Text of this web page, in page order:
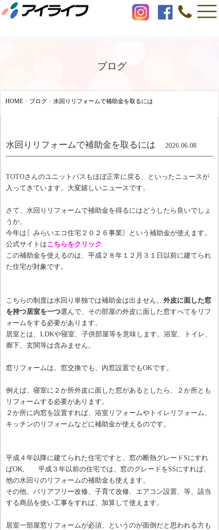
ブログ
HOME > ブログ > 水回りリフォームで補助金を取るには
水回りリフォームで補助金を取るには 2026.06.08
TOTOさんのユニットバスもほぼ正常に戻る、といったニュースが
入ってきています。大変嬉しいニュースです。
さて、水回りリフォームで補助金を得るにはどうしたら良いでしょ
うか。
今年は〖みらいエコ住宅２０２６事業〗という補助金が使えます。
公式サイトはこちらをクリック
この補助金を使えるのは、平成２８年１２月３１日以前に建てられ
た住宅が対象です。
こちらの制度は水回り単独では補助金は出ません。 外皮に面した窓
を持つ居室を一つ選んで、その部屋の外皮に面した窓すべてをリフ
ォームをする必要があります。
居室とは、LDKや寝室、子供部屋等を意味します。浴室、トイレ、
廊下、玄関等は含みません。
窓リフォームは、窓交換でも、内窓設置でもOKです。
例えば、寝室に２か所外皮に面した窓があるとしたら、２か所とも
リフォームする必要があります。
２か所に内窓を設置すれば、浴室リフォームやトイレリフォーム、
キッチンのリフォームなどに補助金が使えるのです。
平成４年以降に建てられた住宅ですと、窓の断熱グレードSにすれ
ばOK, 平成３年以前の住宅では、窓のグレードをSSにすれば、
他の水回りのリフォームの補助金も使えます。
その他、バリアフリー改修、子育て改修、エアコン設置、等、該当
する商品を使い工事をすれば、加算して使えます。
居室一部屋窓リフォームが必須、というのが面倒だと思われる方も